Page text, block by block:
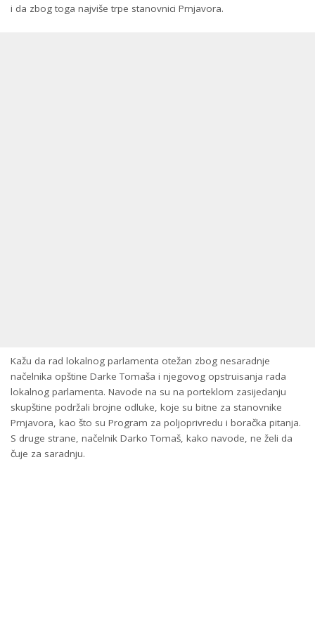
i da zbog toga najviše trpe stanovnici Prnjavora.
Kažu da rad lokalnog parlamenta otežan zbog nesaradnje
načelnika opštine Darke Tomaša i njegovog opstruisanja rada
lokalnog parlamenta. Navode na su na porteklom zasijedanju
skupštine podržali brojne odluke, koje su bitne za stanovnike
Prnjavora, kao što su Program za poljoprivredu i boračka pitanja.
S druge strane, načelnik Darko Tomaš, kako navode, ne želi da
čuje za saradnju.